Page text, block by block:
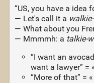
“US, you have a idea
— Let's call it a
— What about you
— Mmmmh: a talkie-
“I want an
want a lawyer” =
“More of that” =